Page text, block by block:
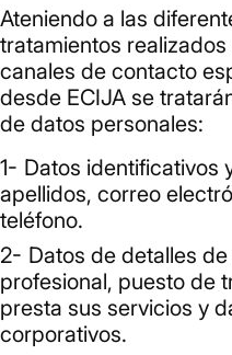
Ateniendo a las
tratamientos
canales de contacto
desde ECIJA se
de datos personales:
Datos identificativos
apellidos, correo
teléfono.
Datos de detalles
profesional, puesto de
presta sus servicios y
corporativos.